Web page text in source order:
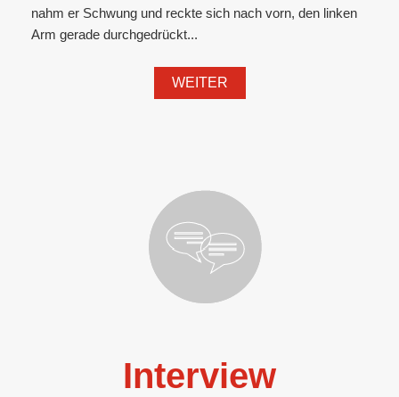
nahm er Schwung und reckte sich nach vorn, den linken
Arm gerade durchgedrückt...
WEITER
Interview